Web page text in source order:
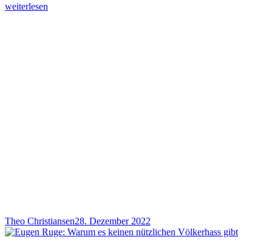
weiterlesen
Theo Christiansen28. Dezember 2022